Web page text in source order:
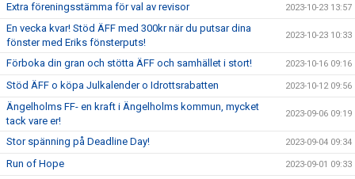
Extra föreningsstämma för val av revisor 2023-10-23 13:57
En vecka kvar! Stöd ÄFF med 300kr när du putsar dina
fönster med Eriks fönsterputs!
2023-10-23 10:33
Förboka din gran och stötta ÄFF och samhället i stort! 2023-10-16 09:16
Stöd ÄFF o köpa Julkalender o Idrottsrabatten 2023-10-12 09:56
Ängelholms FF- en kraft i Ängelholms kommun, mycket
tack vare er!
2023-09-06 09:19
Stor spänning på Deadline Day! 2023-09-04 09:34
Run of Hope 2023-09-01 09:33